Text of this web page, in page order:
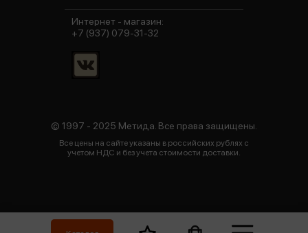
© 1997 - 2025 Метида. Все права защищены.
Все цены на сайте указаны в российских рублях с
учетом НДС и без учета стоимости доставки.
Интернет - магазин:
+7 (937) 079-31-32